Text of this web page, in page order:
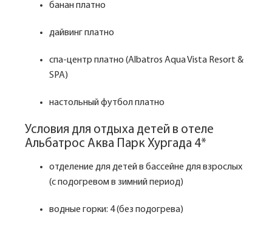
банан платно
дайвинг платно
спа-центр платно (Albatros Aqua Vista Resort &
SPA)
настольный футбол платно
Условия для отдыха детей в отеле
Альбатрос Аква Парк Хургада 4*
отделение для детей в бассейне для взрослых
(с подогревом в зимний период)
водные горки: 4 (без подогрева)